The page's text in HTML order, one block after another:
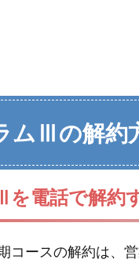
ムⅢの解約
電話で解約
コースの解約は、